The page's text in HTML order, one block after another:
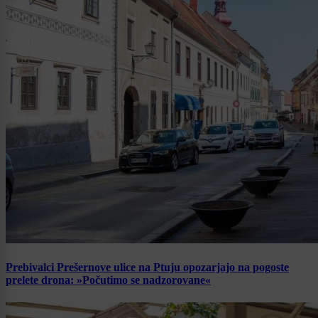
Prebivalci Prešernove ulice na Ptuju opozarjajo na pogoste
prelete drona: »Počutimo se nadzorovane«